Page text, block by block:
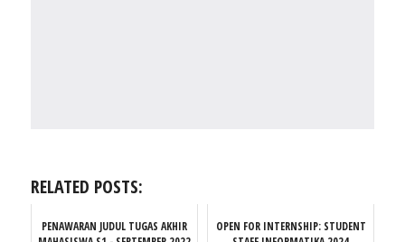
RELATED POSTS:
PENAWARAN JUDUL TUGAS AKHIR
OPEN FOR INTERNSHIP: STUDENT